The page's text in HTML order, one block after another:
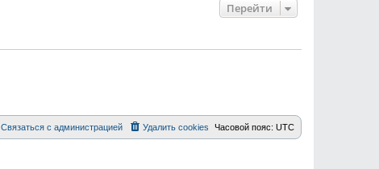
Перейти
Часовой пояс: UTC
Удалить cookies
Связаться с администрацией